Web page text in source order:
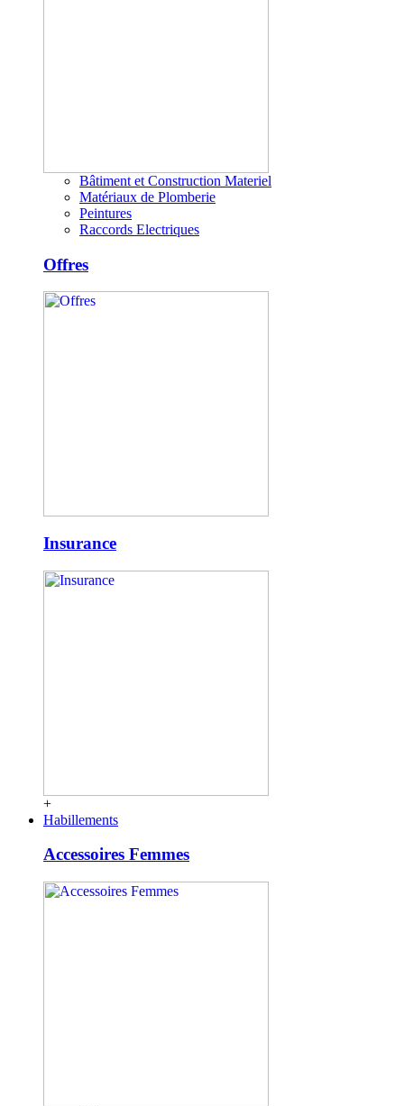
Bâtiment et Construction Materiel
Matériaux de Plomberie
Peintures
Raccords Electriques
Offres
Insurance
+
Habillements
Accessoires Femmes